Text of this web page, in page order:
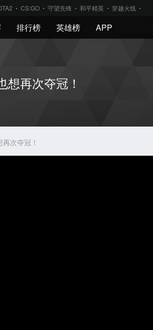
CS:GO 守望先锋 和平精英 穿越火线
排行榜 英雄榜 APP
想再次夺冠！
次夺冠！